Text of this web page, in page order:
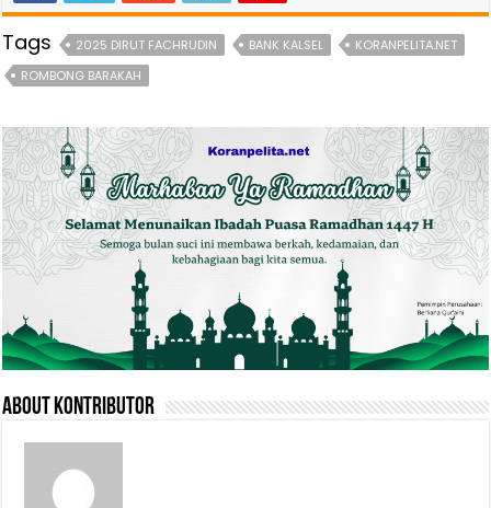
Tags 2025 DIRUT FACHRUDIN BANK KALSEL
KORANPELITA.NET
ROMBONG BARAKAH
About Kontributor